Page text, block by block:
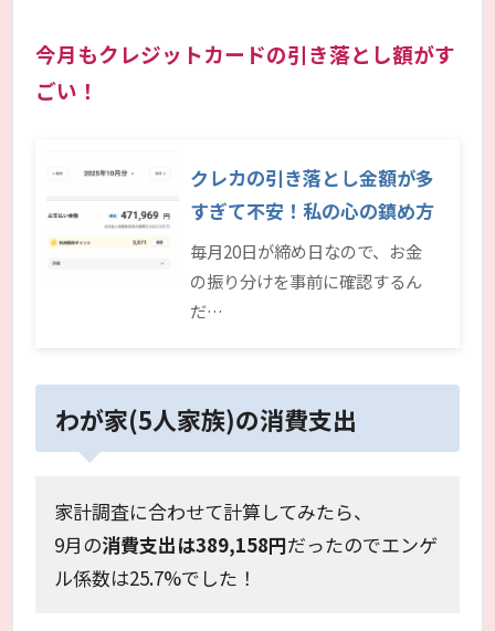
今月もクレジットカードの引き落とし額がす
ごい！
クレカの引き落とし金額が多
すぎて不安！私の心の鎮め方
毎月20日が締め日なので、お金
の振り分けを事前に確認するん
だ…
わが家(5人家族)の消費支出
家計調査に合わせて計算してみたら、
9月の消費支出は389,158円だったのでエンゲ
ル係数は25.7%でした！